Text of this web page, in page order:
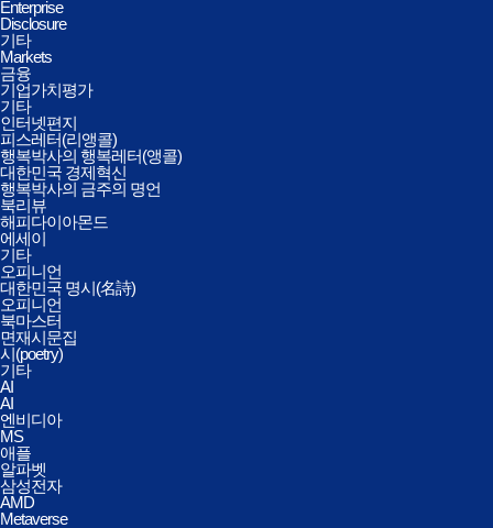
Enterprise
Disclosure
기타
Markets
금융
기업가치평가
기타
인터넷편지
피스레터(리앵콜)
행복박사의 행복레터(앵콜)
대한민국 경제혁신
행복박사의 금주의 명언
북리뷰
해피다이아몬드
에세이
기타
오피니언
대한민국 명시(名詩)
오피니언
북마스터
면재시문집
시(poetry)
기타
AI
AI
엔비디아
MS
애플
알파벳
삼성전자
AMD
Metaverse